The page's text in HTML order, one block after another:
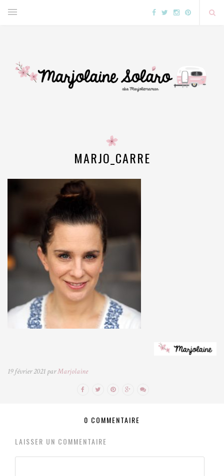
MARJO_CARRE
19 février 2021 parMarjolaine
0 COMMENTAIRE
LAISSER UN COMMENTAIRE